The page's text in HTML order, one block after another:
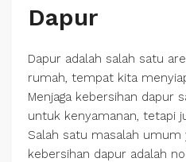
Dapur
Dapur adalah salah satu
rumah, tempat kita
Menjaga kebersihan dapur
untuk kenyamanan, tetapi
Salah satu masalah umum
kebersihan dapur adalah